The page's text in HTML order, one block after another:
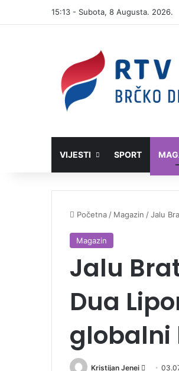
15:13 - Subota, 8 Augusta. 2026.
VIJESTI SPORT
Početna / Magazin /Jalu
Magazin
Jalu
Dua
globalni
Kristijan Jenei